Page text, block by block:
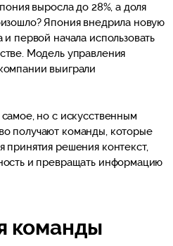
выросла до 28%, а доля
Япония внедрила новую
первой начала использовать
Модель управления
выиграли
но с искусственным
получают команды, которые
принятия решения контекст,
и превращать информацию
команды